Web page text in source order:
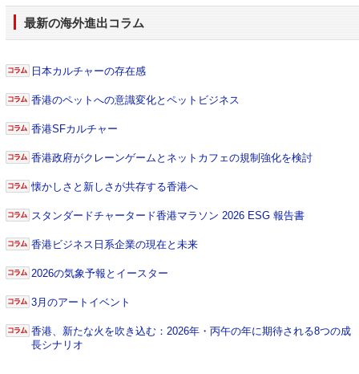
最新の海外進出コラム
日本カルチャーの存在感
香港のペットへの意識変化とペットビジネス
香港SFカルチャー
香港政府がクレーンゲームとネットカフェの規制強化を検討
懐かしさと新しさが共存する香港へ
スタンダードチャータード香港マラソン 2026 ESG 報告書
香港ビジネス日系企業の現在と未来
2026の気象予報とイースター
3月のアートイベント
香港、新たな火を吹き込む：2026年・丙午の年に期待される8つの成
長シナリオ